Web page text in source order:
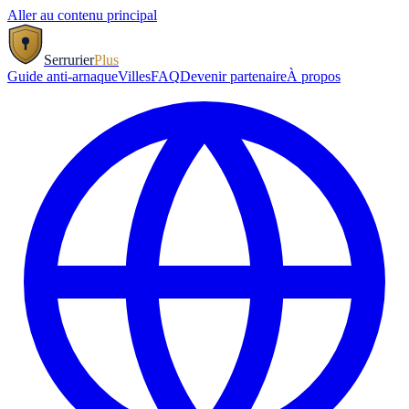
Aller au contenu principal
SerrurierPlus
Guide anti-arnaqueVillesFAQDevenir partenaireÀ propos